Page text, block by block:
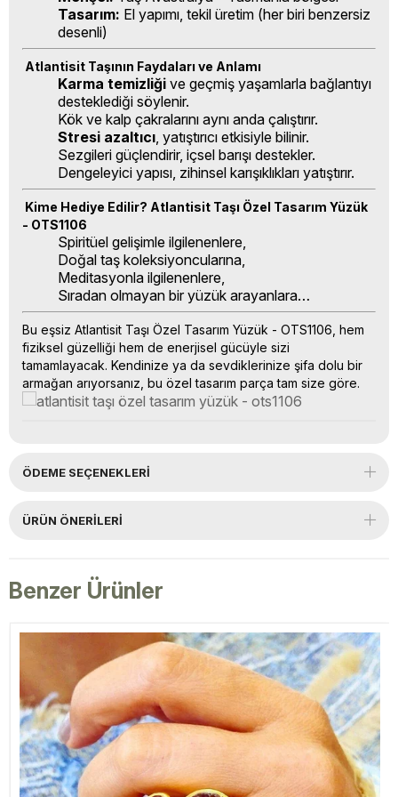
Tasarım: El yapımı, tekil üretim (her biri benzersiz
desenli)
Atlantisit Taşının Faydaları ve Anlamı
Karma temizliği ve geçmiş yaşamlarla bağlantıyı
desteklediği söylenir.
Kök ve kalp çakralarını aynı anda çalıştırır.
Stresi azaltıcı, yatıştırıcı etkisiyle bilinir.
Sezgileri güçlendirir, içsel barışı destekler.
Dengeleyici yapısı, zihinsel karışıklıkları yatıştırır.
Kime Hediye Edilir? Atlantisit Taşı Özel Tasarım Yüzük
- OTS1106
Spiritüel gelişimle ilgilenenlere,
Doğal taş koleksiyoncularına,
Meditasyonla ilgilenenlere,
Sıradan olmayan bir yüzük arayanlara…
Bu eşsiz Atlantisit Taşı Özel Tasarım Yüzük - OTS1106, hem
fiziksel güzelliği hem de enerjisel gücüyle sizi
tamamlayacak. Kendinize ya da sevdiklerinize şifa dolu bir
armağan arıyorsanız, bu özel tasarım parça tam size göre.
ÖDEME SEÇENEKLERI
ÜRÜN ÖNERILERI
Benzer Ürünler